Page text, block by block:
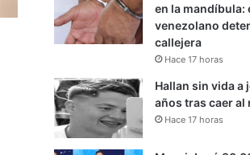
en la mandíbula:
venezolano
callejera
Hace 17 horas
Hallan sin vida a
años tras caer al
Hace 17 horas